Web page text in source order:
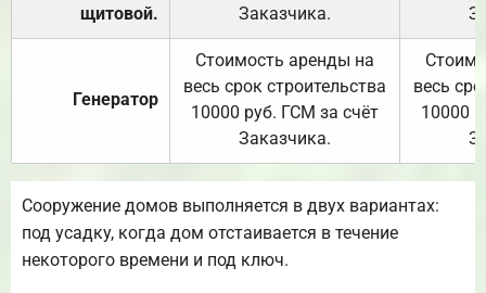
щитовой.
Заказчика.
Генератор
Стоимость аренды на
весь срок строительства
10000 руб. ГСМ за счёт
Заказчика.
весь
10000
Сооружение домов выполняется в двух вариантах:
под усадку, когда дом отстаивается в течение
некоторого времени и под ключ.